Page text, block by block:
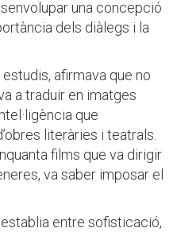
una concepció
dels diàlegs i la
afirmava que no
a traduir en imatges
que
literàries i teatrals.
films que va dirigir
va saber imposar el
entre sofisticació,